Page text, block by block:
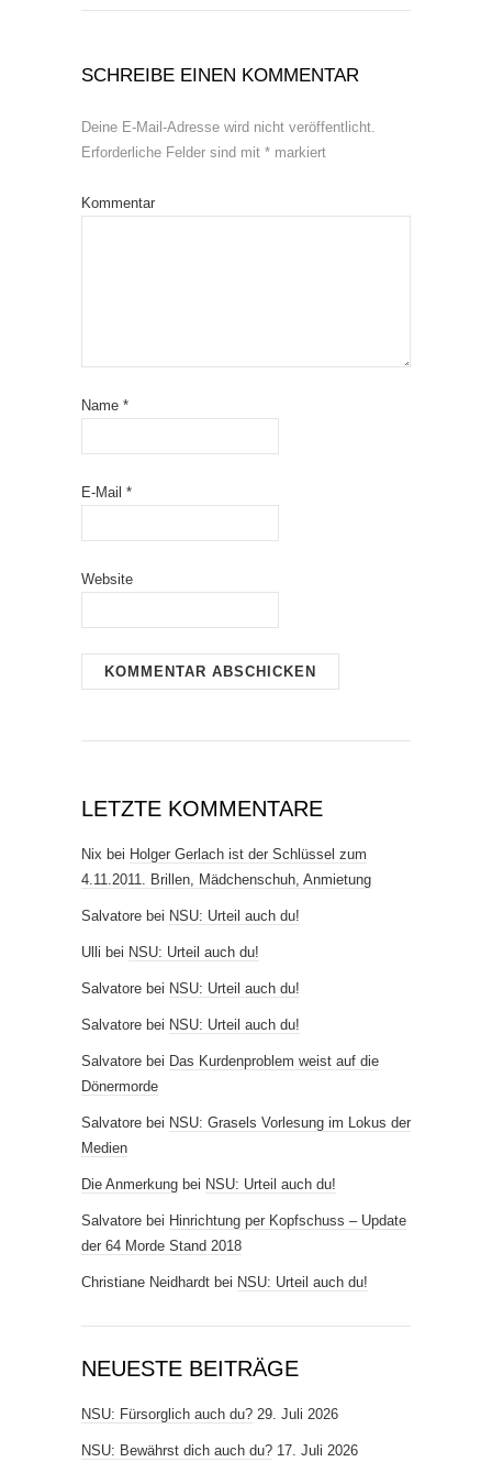
SCHREIBE EINEN KOMMENTAR
Deine E-Mail-Adresse wird nicht veröffentlicht.
Erforderliche Felder sind mit * markiert
Kommentar
Name *
E-Mail *
Website
LETZTE KOMMENTARE
Nix bei Holger Gerlach ist der Schlüssel zum
4.11.2011. Brillen, Mädchenschuh, Anmietung
Salvatore bei NSU: Urteil auch du!
Ulli bei NSU: Urteil auch du!
Salvatore bei NSU: Urteil auch du!
Salvatore bei NSU: Urteil auch du!
Salvatore bei Das Kurdenproblem weist auf die
Dönermorde
Salvatore bei NSU: Grasels Vorlesung im Lokus der
Medien
Die Anmerkung bei NSU: Urteil auch du!
Salvatore bei Hinrichtung per Kopfschuss – Update
der 64 Morde Stand 2018
Christiane Neidhardt bei NSU: Urteil auch du!
NEUESTE BEITRÄGE
NSU: Fürsorglich auch du? 29. Juli 2026
NSU: Bewährst dich auch du? 17. Juli 2026